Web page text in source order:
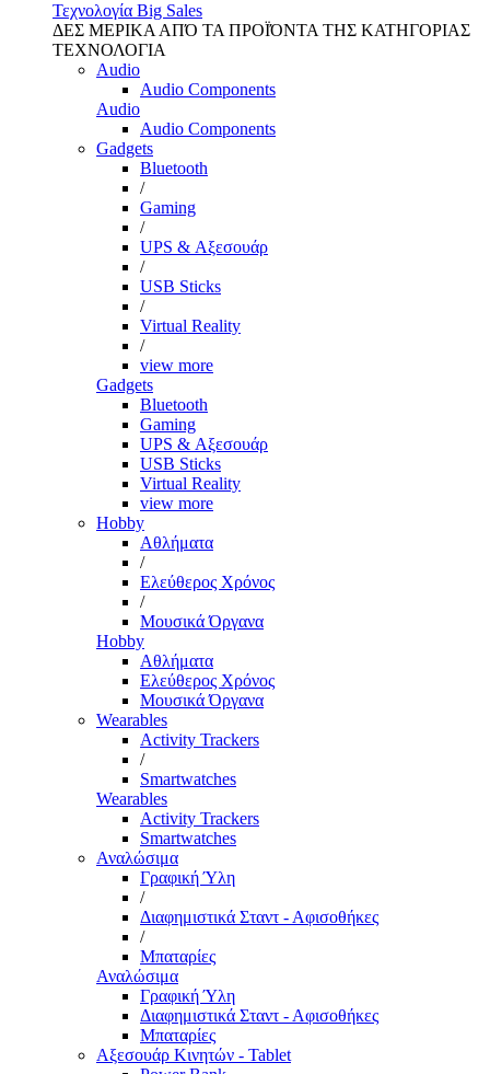
Τεχνολογία Big Sales
ΔΕΣ ΜΕΡΙΚΑ ΑΠΌ ΤΑ ΠΡΟΪΌΝΤΑ ΤΗΣ ΚΑΤΗΓΟΡΙΑΣ
ΤΕΧΝΟΛΟΓΙΑ
Audio
Audio Components
Audio
Audio Components
Gadgets
Bluetooth
/
Gaming
/
UPS & Αξεσουάρ
/
USB Sticks
/
Virtual Reality
/
view more
Gadgets
Bluetooth
Gaming
UPS & Αξεσουάρ
USB Sticks
Virtual Reality
view more
Hobby
Αθλήματα
/
Ελεύθερος Χρόνος
/
Μουσικά Όργανα
Hobby
Αθλήματα
Ελεύθερος Χρόνος
Μουσικά Όργανα
Wearables
Activity Trackers
/
Smartwatches
Wearables
Activity Trackers
Smartwatches
Αναλώσιμα
Γραφική Ύλη
/
Διαφημιστικά Σταντ - Αφισοθήκες
/
Μπαταρίες
Αναλώσιμα
Γραφική Ύλη
Διαφημιστικά Σταντ - Αφισοθήκες
Μπαταρίες
Αξεσουάρ Κινητών - Tablet